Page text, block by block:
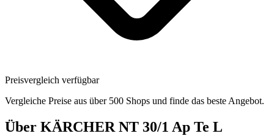
Preisvergleich verfügbar
Vergleiche Preise aus über 500 Shops und finde das beste Angebot.
Über KÄRCHER NT 30/1 Ap Te L